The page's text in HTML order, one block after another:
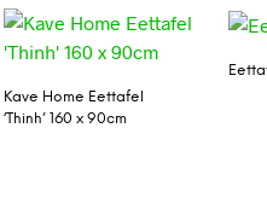
Kave Home Eettafel
‘Thinh’ 160 x 90cm